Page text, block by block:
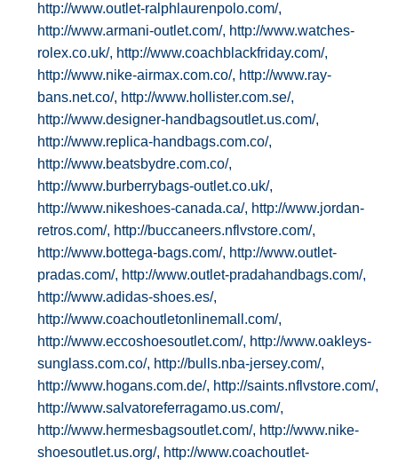
http://www.outlet-ralphlaurenpolo.com/,
http://www.armani-outlet.com/, http://www.watches-
rolex.co.uk/, http://www.coachblackfriday.com/,
http://www.nike-airmax.com.co/, http://www.ray-
bans.net.co/, http://www.hollister.com.se/,
http://www.designer-handbagsoutlet.us.com/,
http://www.replica-handbags.com.co/,
http://www.beatsbydre.com.co/,
http://www.burberrybags-outlet.co.uk/,
http://www.nikeshoes-canada.ca/, http://www.jordan-
retros.com/, http://buccaneers.nflvstore.com/,
http://www.bottega-bags.com/, http://www.outlet-
pradas.com/, http://www.outlet-pradahandbags.com/,
http://www.adidas-shoes.es/,
http://www.coachoutletonlinemall.com/,
http://www.eccoshoesoutlet.com/, http://www.oakleys-
sunglass.com.co/, http://bulls.nba-jersey.com/,
http://www.hogans.com.de/, http://saints.nflvstore.com/,
http://www.salvatoreferragamo.us.com/,
http://www.hermesbagsoutlet.com/, http://www.nike-
shoesoutlet.us.org/, http://www.coachoutlet-